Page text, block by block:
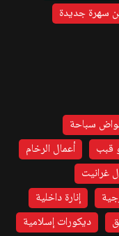
سهرة جديدة
سباحة
قبب
أعمال الرخام
غرانيت
إنارة داخلية
ديكورات إسلامية